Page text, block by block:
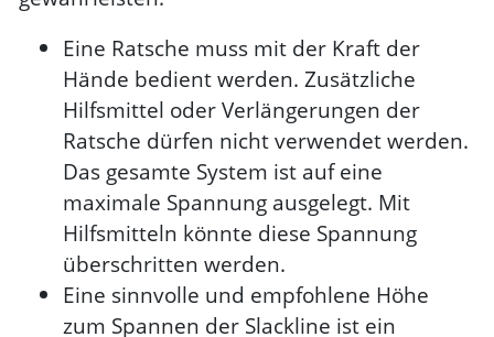
Eine Ratsche muss mit der Kraft der
Hände bedient werden. Zusätzliche
Hilfsmittel oder Verlängerungen der
Ratsche dürfen nicht verwendet werden.
Das gesamte System ist auf eine
maximale Spannung ausgelegt. Mit
Hilfsmitteln könnte diese Spannung
überschritten werden.
Eine sinnvolle und empfohlene Höhe
zum Spannen der Slackline ist ein